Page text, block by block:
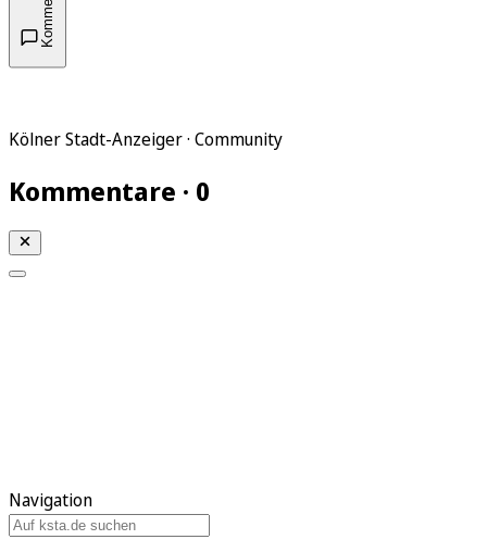
Kölner Stadt-Anzeiger · Community
Kommentare · 0
Navigation